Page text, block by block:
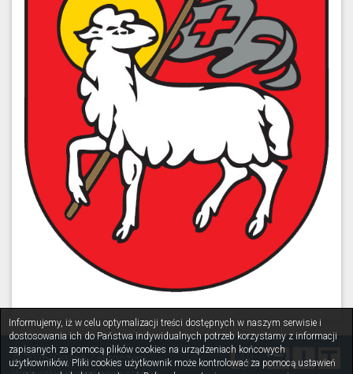
Informujemy, iż w celu optymalizacji treści dostępnych w naszym serwisie i
dostosowania ich do Państwa indywidualnych potrzeb korzystamy z informacji
zapisanych za pomocą plików cookies na urządzeniach końcowych
użytkowników. Pliki cookies użytkownik może kontrolować za pomocą ustawień
© 2026. Gmina Zakroczym.